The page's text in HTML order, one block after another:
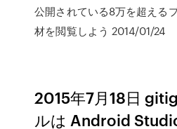
公開されている8万を超える
材を閲覧しよう 2014/01/24
2015年7月18日
ルは Android